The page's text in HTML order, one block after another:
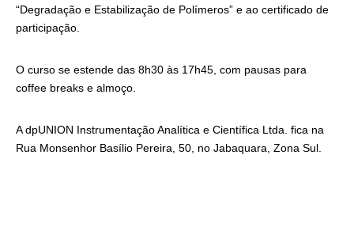
“Degradação e Estabilização de Polímeros” e ao certificado de
participação.
O curso se estende das 8h30 às 17h45, com pausas para
coffee breaks e almoço.
A dpUNION Instrumentação Analítica e Científica Ltda. fica na
Rua Monsenhor Basílio Pereira, 50, no Jabaquara, Zona Sul.